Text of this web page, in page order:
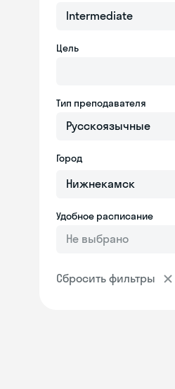
Intermediate
Цель
Тип преподавателя
Русскоязычные
Город
Удобное расписание
Не выбрано
Сбросить фильтры